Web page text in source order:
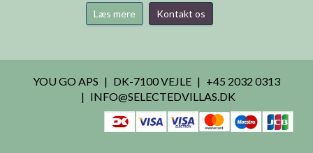
Læs mere Kontakt os
YOU GO APS DK-7100 VEJLE
+45 2032 0313
INFO@SELECTEDVILLAS.DK